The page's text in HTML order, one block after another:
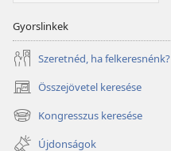
Gyorslinkek
Szeretnéd, ha felkeresnénk?
Összejövetel keresése
(opens
new
window)
Kongresszus keresése
(opens
new Újdonságok